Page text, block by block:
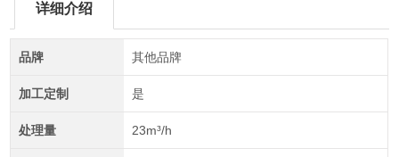
详细介绍
品牌 其他品牌
加工定制 是
处理量 23m³/h